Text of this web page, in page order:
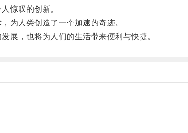
惊叹的创新。
人类创造了一个加速的奇迹。
，也将为人们的生活带来便利与快捷。